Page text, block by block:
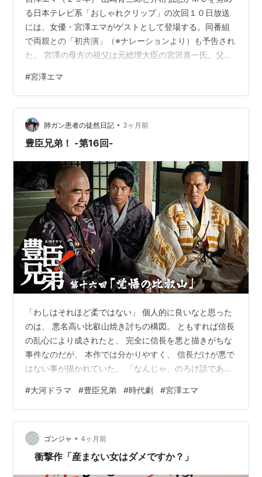
る日本テレビ系「おしゃれクリップ」の次回１０日放送
には、女優・宮澤エマがゲストとして登場する。同番組
で両親との「初共演」（※ナレーションより）も予告され
た。 宮澤の母方の祖父は元総理大臣の宮沢喜一氏。父親
大卒のニューヨーク在住の姉もアパレルブランドを経
営。自身はオバマ元米大統領も２年通っていたオクシデ
ンタル大学へ。大学時代にはケンブリッジ大にも留学し
た知性派だ。 参照元：https：//www.daily.co.jp/ <script
type="text/javascript">rakute…
#宮澤エマ
肺ガン患者の徒然日記 • 3ヶ月前
豊臣兄弟！ -第16回-
「わしはそれほど柔ではない」 個人的に良いなと思った
のは、 悪名高い比叡山焼き討ちの構図。 ともすれば信長
の乱心により成されたと、 完全に信長を悪と描きがちな
事件なのだが、 本作では分かりやすく、 信長だけが悪で
はない事が描かれていた。 「なんじゃ、のろけ話であっ
らそうであったが、 本作の面白さを側面から支える、 無
くてはならない重要な要素となっている。 今回は、 エマ
姉の圧巻の演技に魅せられ、泣かされた。 えーっと、 正
妻のお慶どの、此度も出番が少ないのう… マジで大丈
夫？この夫婦。 あ！寧々さんもおらんかったな。 ランキ
#大河ドラマ #豊臣兄弟 #時代劇 #宮澤エマ
ゴンジャ • 4ヶ月前
衝撃作「産まない女はダメですか？」